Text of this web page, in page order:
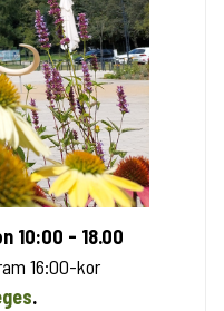
10:00 - 18.00
16:00-kor
.